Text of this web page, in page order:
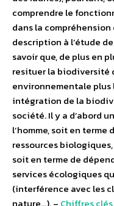
comprendre le
dans la compréhension
description à l’étude
savoir que, de plus en
resituer la biodiversité
environnementale plus
intégration de la
société. Il y a d’abord
l’homme, soit en
ressources
soit en terme de
services écologiques
(interférence avec les